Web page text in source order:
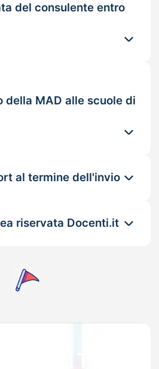
del consulente entro
della MAD alle scuole di
al termine dell'invio
riservata Docenti.it